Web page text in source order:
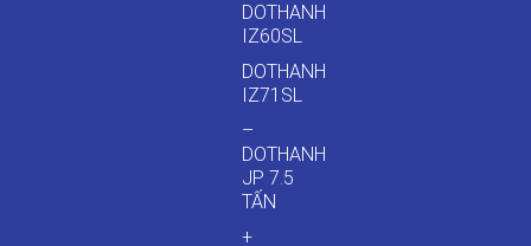
DOTHANH
IZ60SL
DOTHANH
IZ71SL
–
DOTHANH
JP 7.5
TẤN
+